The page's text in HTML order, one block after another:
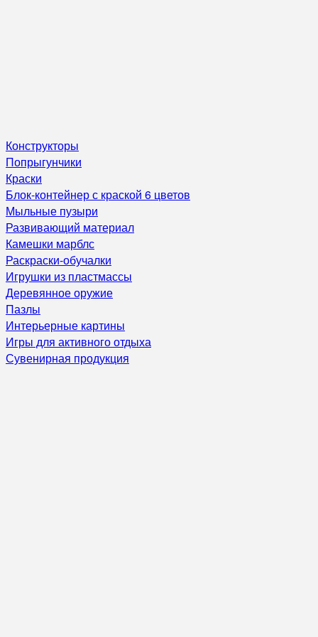
Конструкторы
Попрыгунчики
Краски
Блок-контейнер с краской 6 цветов
Мыльные пузыри
Развивающий материал
Камешки марблс
Раскраски-обучалки
Игрушки из пластмассы
Деревянное оружие
Пазлы
Интерьерные картины
Игры для активного отдыха
Сувенирная продукция